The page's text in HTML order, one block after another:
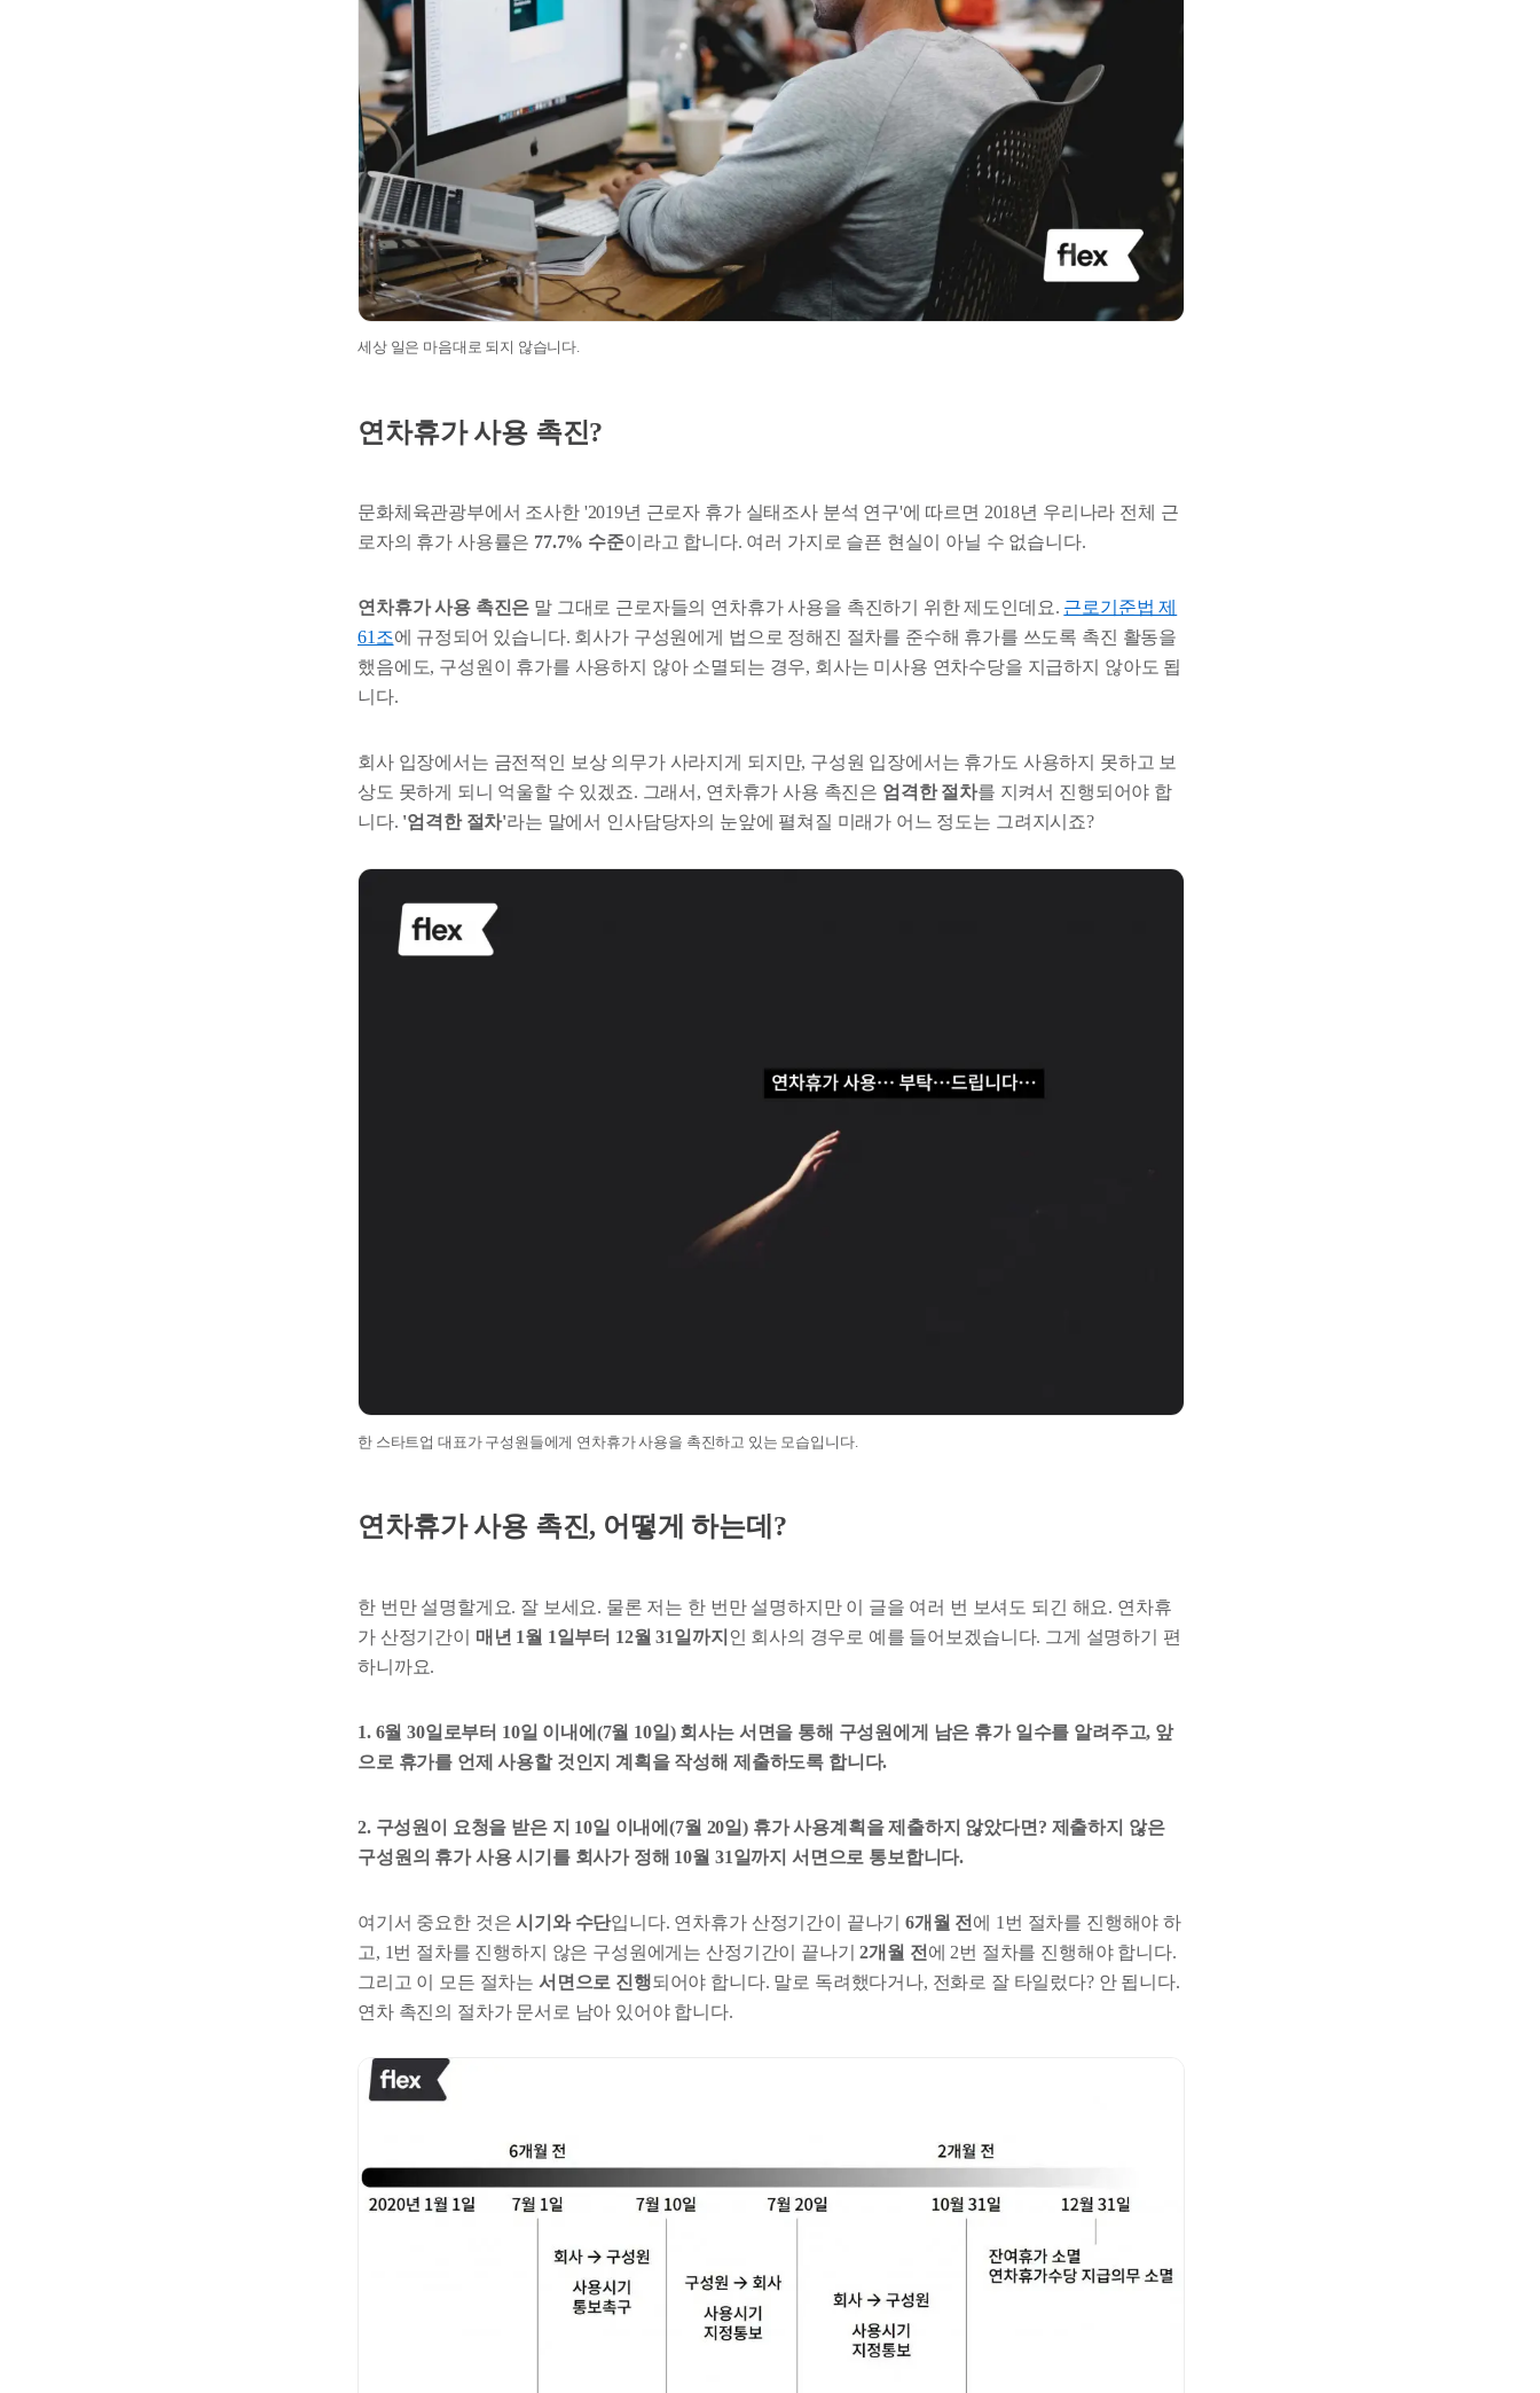
세상 일은 마음대로 되지 않습니다.
연차휴가 사용 촉진?
문화체육관광부에서 조사한 '2019년 근로자 휴가 실태조사 분석 연구'에 따르면 2018년 우리나라 전체 근
로자의 휴가 사용률은 77.7% 수준이라고 합니다. 여러 가지로 슬픈 현실이 아닐 수 없습니다.
연차휴가 사용 촉진은 말 그대로 근로자들의 연차휴가 사용을 촉진하기 위한 제도인데요. 근로기준법 제
61조에 규정되어 있습니다. 회사가 구성원에게 법으로 정해진 절차를 준수해 휴가를 쓰도록 촉진 활동을
했음에도, 구성원이 휴가를 사용하지 않아 소멸되는 경우, 회사는 미사용 연차수당을 지급하지 않아도 됩
니다.
회사 입장에서는 금전적인 보상 의무가 사라지게 되지만, 구성원 입장에서는 휴가도 사용하지 못하고 보
상도 못하게 되니 억울할 수 있겠죠. 그래서, 연차휴가 사용 촉진은 엄격한 절차를 지켜서 진행되어야 합
니다. '엄격한 절차'라는 말에서 인사담당자의 눈앞에 펼쳐질 미래가 어느 정도는 그려지시죠?
한 스타트업 대표가 구성원들에게 연차휴가 사용을 촉진하고 있는 모습입니다.
연차휴가 사용 촉진, 어떻게 하는데?
한 번만 설명할게요. 잘 보세요. 물론 저는 한 번만 설명하지만 이 글을 여러 번 보셔도 되긴 해요. 연차휴
가 산정기간이 매년 1월 1일부터 12월 31일까지 인 회사의 경우로 예를 들어보겠습니다. 그게 설명하기 편
하니까요.
1. 6월 30일로부터 10일 이내에(7월 10일) 회사는 서면을 통해 구성원에게 남은 휴가 일수를 알려주고, 앞
으로 휴가를 언제 사용할 것인지 계획을 작성해 제출하도록 합니다.
2. 구성원이 요청을 받은 지 10일 이내에(7월 20일) 휴가 사용계획을 제출하지 않았다면? 제출하지 않은
구성원의 휴가 사용 시기를 회사가 정해 10월 31일까지 서면으로 통보합니다.
여기서 중요한 것은시기와 수단입니다. 연차휴가 산정기간이 끝나기6개월 전 에 1번 절차를 진행해야 하
고, 1번 절차를 진행하지 않은 구성원에게는 산정기간이 끝나기2개월 전 에 2번 절차를 진행해야 합니다.
그리고 이 모든 절차는 서면으로 진행되어야 합니다. 말로 독려했다거나, 전화로 잘 타일렀다? 안 됩니다.
연차 촉진의 절차가 문서로 남아 있어야 합니다.